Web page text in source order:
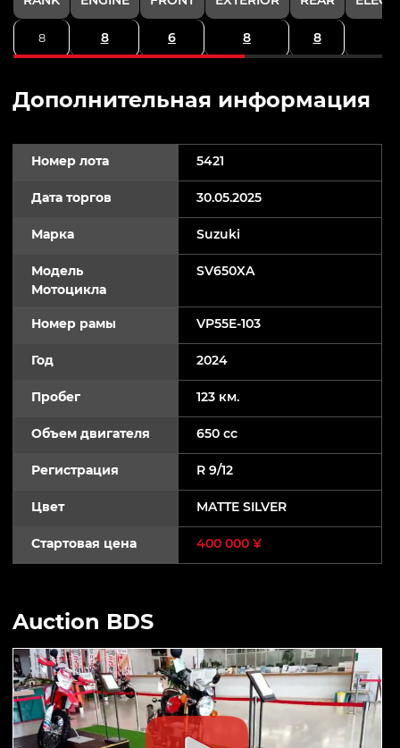
8 8 6 8 8
Дополнительная информация
Номер лота 5421
Дата торгов 30.05.2025
Марка Suzuki
Модель
Мотоцикла
SV650XA
Номер рамы VP55E-103
Год 2024
Пробег 123 км.
Объем двигателя 650 cc
Регистрация R 9/12
Цвет MATTE SILVER
Стартовая цена 400 000 ¥
Auction BDS